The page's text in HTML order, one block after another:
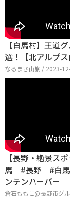
【白馬村】王道
選！【北アルプス
なるまさ山旅 / 2023-
【長野・絶景ス
馬 #長野 #白馬
ンテンハーバー
倉石ももこ@長野市グ